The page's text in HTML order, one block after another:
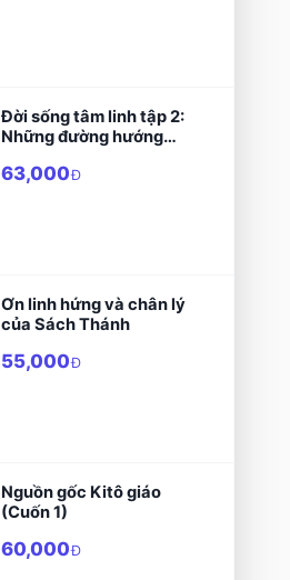
Đời sống tâm linh tập 2:
Những đường hướng
lịch sử Kitô giáo
63,000Đ
Ơn linh hứng và chân lý
của Sách Thánh
55,000Đ
Nguồn gốc Kitô giáo
(Cuốn 1)
60,000Đ